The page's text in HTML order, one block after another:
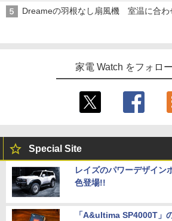
Dreameの羽根なし扇風機 室温に合わ
家電 Watch をフォロ
Special Site
レイズのパワーデザイン
色登場!!
「A&ultima SP4000T」